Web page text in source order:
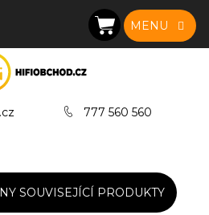
777 560 560
NÁKUPNÍ
KOŠÍK
SOUVISEJÍCÍ PRODUKTY